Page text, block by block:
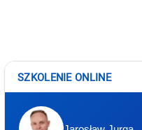
SZKOLENIE ONLINE